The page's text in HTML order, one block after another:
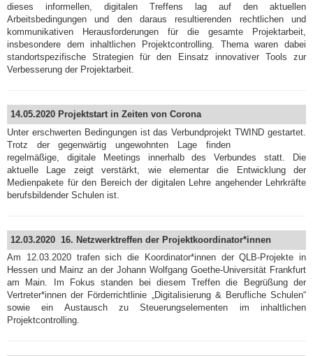
dieses informellen, digitalen Treffens lag auf den aktuellen
Arbeitsbedingungen und den daraus resultierenden rechtlichen und
kommunikativen Herausforderungen für die gesamte Projektarbeit,
insbesondere dem inhaltlichen Projektcontrolling. Thema waren dabei
standortspezifische Strategien für den Einsatz innovativer Tools zur
Verbesserung der Projektarbeit.
14.05.2020 Projektstart in Zeiten von Corona
Unter erschwerten Bedingungen ist das Verbundprojekt TWIND gestartet.
Trotz der gegenwärtig ungewohnten Lage finden
regelmäßige, digitale Meetings innerhalb des Verbundes statt. Die
aktuelle Lage zeigt verstärkt, wie elementar die Entwicklung der
Medienpakete für den Bereich der digitalen Lehre angehender Lehrkräfte
berufsbildender Schulen ist.
12.03.2020 16. Netzwerktreffen der Projektkoordinator*innen
Am 12.03.2020 trafen sich die Koordinator*innen der QLB-Projekte in
Hessen und Mainz an der Johann Wolfgang Goethe-Universität Frankfurt
am Main. Im Fokus standen bei diesem Treffen die Begrüßung der
Vertreter*innen der Förderrichtlinie „Digitalisierung & Berufliche Schulen“
sowie ein Austausch zu Steuerungselementen im inhaltlichen
Projektcontrolling.